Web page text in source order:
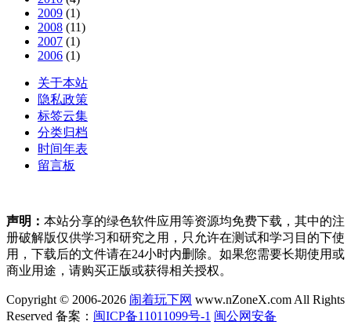
2009 (1)
2008 (11)
2007 (1)
2006 (1)
关于本站
隐私政策
标签云集
分类归档
时间年表
留言板
声明： 本站分享的绿色软件应用等资源均免费下载，其中的注
册破解版仅供学习和研究之用，只允许在测试和学习目的下使
用，下载后的文件请在24小时内删除。如果您需要长期使用或
商业用途，请购买正版或获得相关授权。
Copyright © 2006-2026 闹着玩下网 www.nZoneX.com All Rights
Reserved 备案： 闽ICP备11011099号-1 闽公网安备